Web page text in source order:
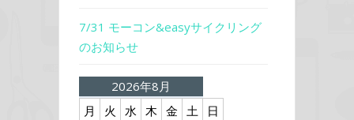
7/31 モーコン&easyサイクリング
のお知らせ
2026年8月
月
火 水 木 金 土
日